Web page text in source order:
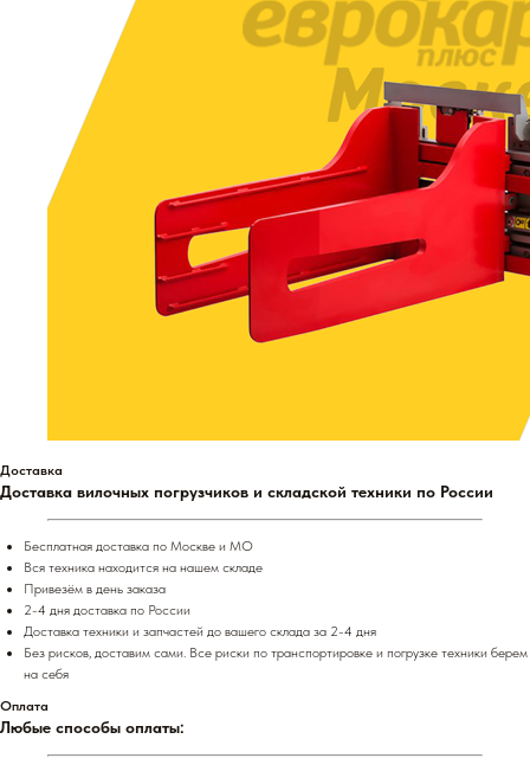
Доставка
Доставка вилочных погрузчиков и складской техники по России
Бесплатная доставка по Москве и МО
Вся техника находится на нашем складе
Привезём в день заказа
2-4 дня доставка по России
Доставка техники и запчастей до вашего склада за 2-4 дня
Без рисков, доставим сами. Все риски по транспортировке и погрузке техники берем
на себя
Оплата
Любые способы оплаты: